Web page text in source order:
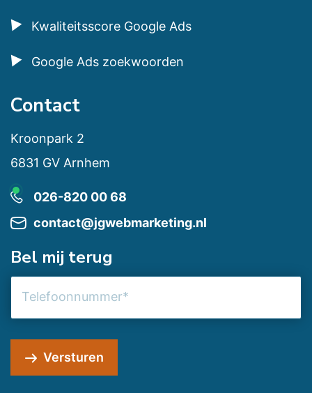
Kwaliteitsscore Google Ads
Google Ads zoekwoorden
Contact
Kroonpark 2
6831 GV Arnhem
026-820 00 68
contact@jgwebmarketing.nl
Bel mij terug
Versturen